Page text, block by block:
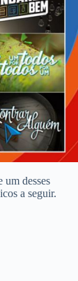
um desses
a seguir.